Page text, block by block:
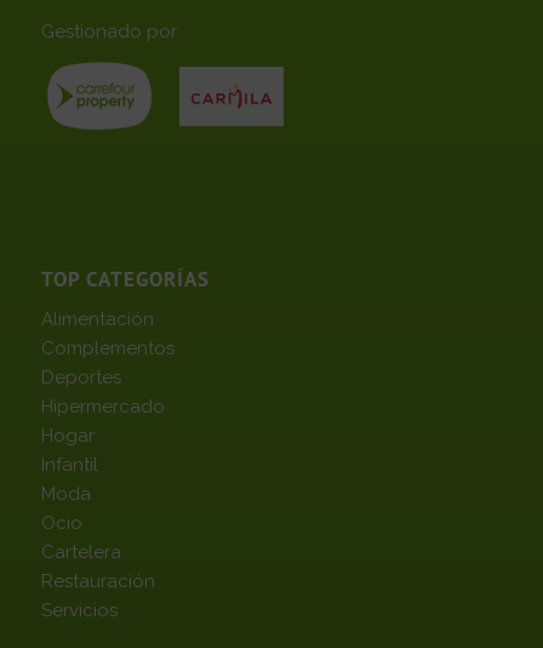
Gestionado por
TOP CATEGORÍAS
Alimentación
Complementos
Deportes
Hipermercado
Hogar
Infantil
Moda
Ocio
Cartelera
Restauración
Servicios